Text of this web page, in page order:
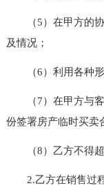
（5）在甲方的协
及情况；
（6）利用各种形
（7）在甲方与客
份签署房产临时买卖
（8）乙方不得超
2.乙方在销售过程